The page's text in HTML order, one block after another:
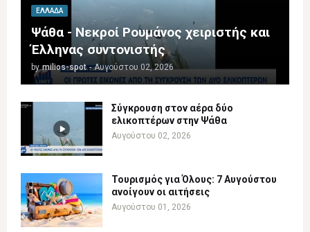
ΕΛΛΆΔΑ
Ψάθα - Νεκροί Ρουμάνος χειριστής και
Έλληνας συντονιστής
by milios-spot - Αυγούστου 02, 2026
Σύγκρουση στον αέρα δύο
ελικοπτέρων στην Ψάθα
Αυγούστου 02, 2026
Τουρισμός για Όλους: 7 Αυγούστου
ανοίγουν οι αιτήσεις
Αυγούστου 01, 2026